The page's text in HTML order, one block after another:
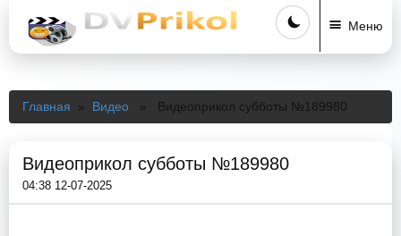
Меню
Главная » Видео » Видеоприкол субботы №189980
Видеоприкол субботы №189980
04:38 12-07-2025